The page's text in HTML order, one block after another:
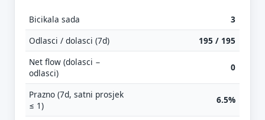
Bicikala sada
3
Odlasci / dolasci (7d)
195 / 195
Net flow (dolasci −
odlasci)
0
Prazno (7d, satni prosjek
≤ 1)
6.5%